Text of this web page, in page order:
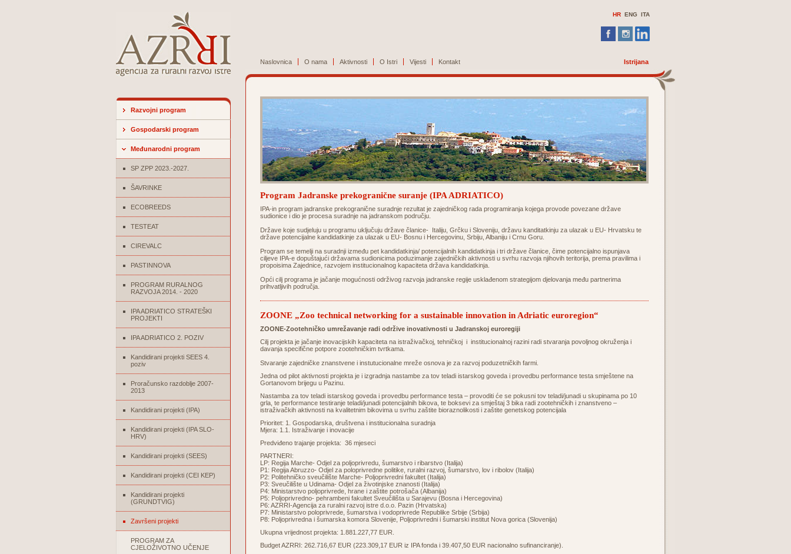
HR ENG ITA
Naslovnica O nama Aktivnosti O Istri Vijesti Kontakt Istrijana
Razvojni program
Gospodarski program
Međunarodni program
SP ZPP 2023.-2027.
ŠAVRINKE
ECOBREEDS
TESTEAT
CIREVALC
PASTINNOVA
PROGRAM RURALNOG
RAZVOJA 2014. - 2020
IPA ADRIATICO STRATEŠKI
PROJEKTI
IPA ADRIATICO 2. POZIV
Kandidirani projekti SEES 4.
poziv
Proračunsko razdoblje 2007-
2013
Kandidirani projekti (IPA)
Kandidirani projekti (IPA SLO-
HRV)
Kandidirani projekti (SEES)
Kandidirani projekti (CEI KEP)
Kandidirani projekti
(GRUNDTVIG)
Završeni projekti
PROGRAM ZA
CJELOŽIVOTNO UČENJE
Program Jadranske prekogranične suranje (IPA ADRIATICO)
IPA-in program jadranske prekogranične suradnje rezultat je zajedničkog rada programiranja kojega provode povezane države
sudionice i dio je procesa suradnje na jadranskom području.
Države koje sudjeluju u programu uključuju države članice- Italiju, Grčku i Sloveniju, državu kanditatkinju za ulazak u EU- Hrvatsku te
države potencijalne kandidatkinje za ulazak u EU- Bosnu i Hercegovinu, Srbiju, Albaniju i Crnu Goru.
Program se temelji na suradnji između pet kandidatkinja/ potencijalnih kandidatkinja i tri države članice, čime potencijalno ispunjava
ciljeve IPA-e dopuštajući državama sudionicima poduzimanje zajedničkih aktivnosti u svrhu razvoja njihovih teritorija, prema pravilima i
propoisima Zajednice, razvojem institucionalnog kapaciteta država kandidatkinja.
Opći cilj programa je jačanje mogućnosti održivog razvoja jadranske regije usklađenom strategijom djelovanja među partnerima
prihvatljivih područja.
ZOONE „Zoo technical networking for a sustainable innovation in Adriatic euroregion“
ZOONE-Zootehničko umrežavanje radi održive inovativnosti u Jadranskoj euroregiji
Cilj projekta je jačanje inovacijskih kapaciteta na istraživačkoj, tehničkoj i institucionalnoj razini radi stvaranja povoljnog okruženja i
davanja specifične potpore zootehničkim tvrtkama.
Stvaranje zajedničke znanstvene i instutucionalne mreže osnova je za razvoj poduzetničkih farmi.
Jedna od pilot aktivnosti projekta je i izgradnja nastambe za tov teladi istarskog goveda i provedbu performance testa smještene na
Gortanovom brijegu u Pazinu.
Nastamba za tov teladi istarskog goveda i provedbu performance testa – provoditi će se pokusni tov teladi/junadi u skupinama po 10
grla, te performance testiranje teladi/junadi potencijalnih bikova, te boksevi za smještaj 3 bika radi zootehničkih i znanstveno –
istraživačkih aktivnosti na kvalitetnim bikovima u svrhu zaštite bioraznolikosti i zaštite genetskog potencijala
Prioritet: 1. Gospodarska, društvena i institucionalna suradnja
Mjera: 1.1. Istraživanje i inovacije
Predviđeno trajanje projekta: 36 mjeseci
PARTNERI:
LP: Regija Marche- Odjel za poljoprivredu, šumarstvo i ribarstvo (Italija)
P1: Regija Abruzzo- Odjel za poloprivredne politike, ruralni razvoj, šumarstvo, lov i ribolov (Italija)
P2: Politehničko sveučilište Marche- Poljoprivredni fakultet (Italija)
P3: Sveučilište u Udinama- Odjel za životinjske znanosti (Italija)
P4: Ministarstvo poljoprivrede, hrane i zaštite potrošača (Albanija)
P5: Poljoprivredno- pehrambeni fakultet Sveučilišta u Sarajevu (Bosna i Hercegovina)
P6: AZRRI-Agencija za ruralni razvoj istre d.o.o. Pazin (Hrvatska)
P7: Ministarstvo poloprivrede, šumarstva i vodoprivrede Republike Srbije (Srbija)
P8: Poljoprivredna i šumarska komora Slovenije, Poljoprivredni i šumarski institut Nova gorica (Slovenija)
Ukupna vrijednost projekta: 1.881.227,77 EUR.
Budget AZRRI: 262.716,67 EUR (223.309,17 EUR iz IPA fonda i 39.407,50 EUR nacionalno sufinanciranje).